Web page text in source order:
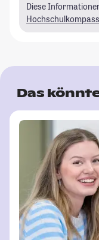
Diese
Hochschulkompass
Das